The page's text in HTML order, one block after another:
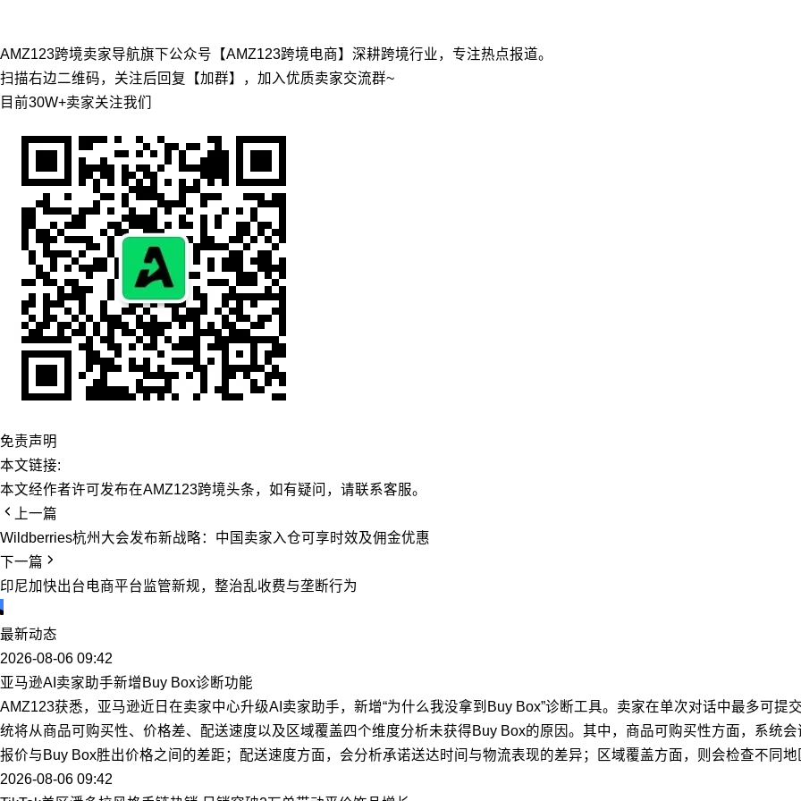
AMZ123跨境卖家导航旗下公众号【AMZ123跨境电商】深耕跨境行业，专注热点报道。
扫描右边二维码，关注后回复【加群】，加入优质卖家交流群~
目前30W+卖家关注我们
免责声明
本文链接:
本文经作者许可发布在AMZ123跨境头条，如有疑问，请联系客服。
上一篇
Wildberries杭州大会发布新战略：中国卖家入仓可享时效及佣金优惠
下一篇
印尼加快出台电商平台监管新规，整治乱收费与垄断行为
最新动态
2026-08-06 09:42
亚马逊AI卖家助手新增Buy Box诊断功能
AMZ123获悉，亚马逊近日在卖家中心升级AI卖家助手，新增“为什么我没拿到Buy Box”诊断工具。卖家在单次对话中最多可提
统将从商品可购买性、价格差、配送速度以及区域覆盖四个维度分析未获得Buy Box的原因。其中，商品可购买性方面，系统
报价与Buy Box胜出价格之间的差距；配送速度方面，会分析承诺送达时间与物流表现的差异；区域覆盖方面，则会检查不同
2026-08-06 09:42